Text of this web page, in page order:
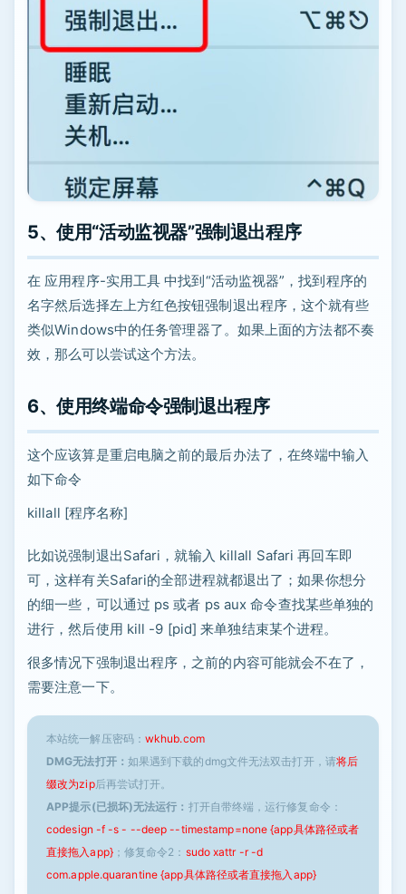
5、使用“活动监视器”强制退出程序
在 应用程序-实用工具 中找到“活动监视器”，找到程序的
名字然后选择左上方红色按钮强制退出程序，这个就有些
类似Windows中的任务管理器了。如果上面的方法都不奏
效，那么可以尝试这个方法。
6、使用终端命令强制退出程序
这个应该算是重启电脑之前的最后办法了，在终端中输入
如下命令
killall [程序名称]
比如说强制退出Safari，就输入 killall Safari 再回车即
可，这样有关Safari的全部进程就都退出了；如果你想分
的细一些，可以通过 ps 或者 ps aux 命令查找某些单独的
进行，然后使用 kill -9 [pid] 来单独结束某个进程。
很多情况下强制退出程序，之前的内容可能就会不在了，
需要注意一下。
本站统一解压密码： wkhub.com
DMG无法打开： 如果遇到下载的dmg文件无法双击打开，请将后
缀改为zip后再尝试打开。
APP提示(已损坏)无法运行： 打开自带终端，运行修复命令：
codesign -f -s - --deep --timestamp=none {app具体路径或者
直接拖入app}；修复命令2： sudo xattr -r -d
com.apple.quarantine {app具体路径或者直接拖入app}